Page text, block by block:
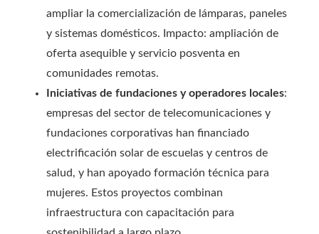
ampliar la comercialización de lámparas, paneles
y sistemas domésticos. Impacto: ampliación de
oferta asequible y servicio posventa en
comunidades remotas.
Iniciativas de fundaciones y operadores locales:
empresas del sector de telecomunicaciones y
fundaciones corporativas han financiado
electrificación solar de escuelas y centros de
salud, y han apoyado formación técnica para
mujeres. Estos proyectos combinan
infraestructura con capacitación para